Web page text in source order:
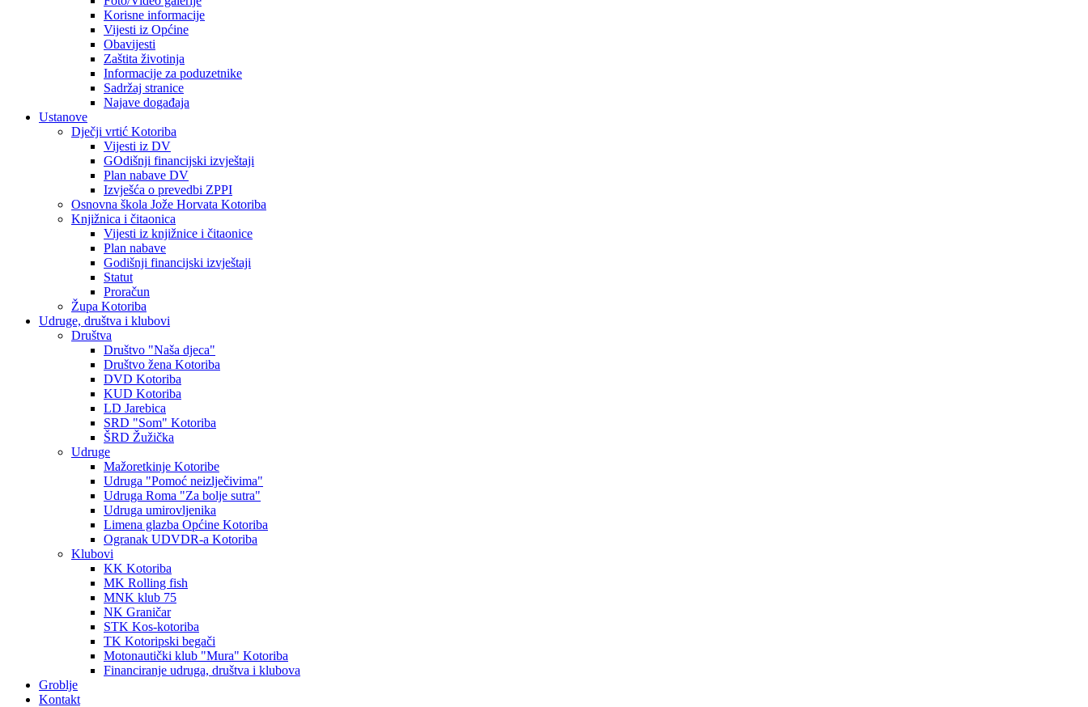
Korisne informacije
Vijesti iz Općine
Obavijesti
Zaštita životinja
Informacije za poduzetnike
Sadržaj stranice
Najave događaja
Ustanove
Dječji vrtić Kotoriba
Vijesti iz DV
GOdišnji financijski izvještaji
Plan nabave DV
Izvješća o prevedbi ZPPI
Osnovna škola Jože Horvata Kotoriba
Knjižnica i čitaonica
Vijesti iz knjižnice i čitaonice
Plan nabave
Godišnji financijski izvještaji
Statut
Proračun
Župa Kotoriba
Udruge, društva i klubovi
Društva
Društvo "Naša djeca"
Društvo žena Kotoriba
DVD Kotoriba
KUD Kotoriba
LD Jarebica
SRD "Som" Kotoriba
ŠRD Žužička
Udruge
Mažoretkinje Kotoribe
Udruga "Pomoć neizlječivima"
Udruga Roma "Za bolje sutra"
Udruga umirovljenika
Limena glazba Općine Kotoriba
Ogranak UDVDR-a Kotoriba
Klubovi
KK Kotoriba
MK Rolling fish
MNK klub 75
NK Graničar
STK Kos-kotoriba
TK Kotoripski begači
Motonautički klub "Mura" Kotoriba
Financiranje udruga, društva i klubova
Groblje
Kontakt